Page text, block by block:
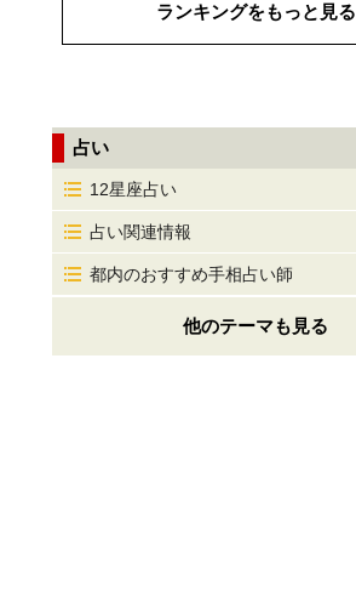
ランキングをもっと見る
占い
12星座占い
占い関連情報
都内のおすすめ手相占い師
他のテーマも見る